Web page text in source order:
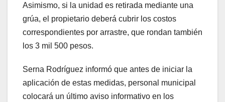
Asimismo, si la unidad es retirada mediante una
grúa, el propietario deberá cubrir los costos
correspondientes por arrastre, que rondan también
los 3 mil 500 pesos.
Serna Rodríguez informó que antes de iniciar la
aplicación de estas medidas, personal municipal
colocará un último aviso informativo en los